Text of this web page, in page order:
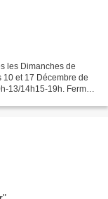
les Dimanches de
10 et 17 Décembre de
13/14h15-19h. Fermé